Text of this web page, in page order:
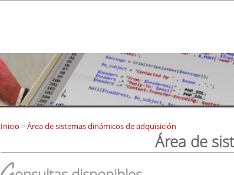
Inicio >Área de sistemas dinámicos de adquisición
Área de